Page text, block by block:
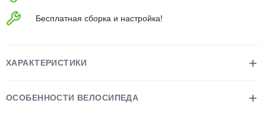
Бесплатная сборка и настройка!
ХАРАКТЕРИСТИКИ
ОСОБЕННОСТИ ВЕЛОСИПЕДА
Остались вопросы?